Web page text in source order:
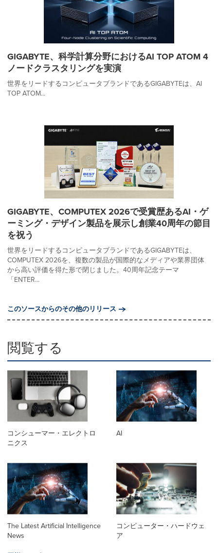
GIGABYTE、科学計算分野におけるAI TOP ATOM 4
ノードクラスタリングを実演
世界をリードするコンピュータブランドであるGIGABYTEは、AI
TOP ATOM...
GIGABYTE、COMPUTEX 2026で受賞歴あるAI・ゲ
ーミング・デザイン製品を展示し創業40周年の節目
を祝う
世界をリードするコンピュータブランドであるGIGABYTEは、
COMPUTEX 2026を、複数の製品が国際的なメディアや業界団体
から高い評価を得た形で閉じました。40周年記念テーマ
「ENTER...
このソースからのその他のリリース
閲覧する
コンシューマー・エレクトロ
ニクス
AI
The Latest Artificial Intelligence
News
コンピューター・ハードウェ
ア